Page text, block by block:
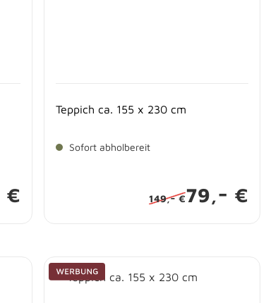
€
Teppich ca. 155 x 230 cm
Sofort abholbereit
149,-€79,- €